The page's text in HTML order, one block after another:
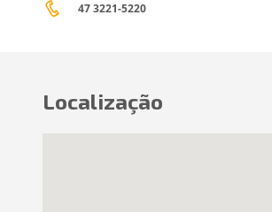
47 3221-5220
Localização